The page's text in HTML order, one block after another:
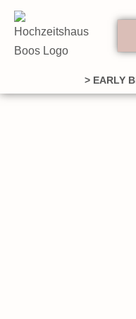
Zum
Inhalt
springen
> EARLY